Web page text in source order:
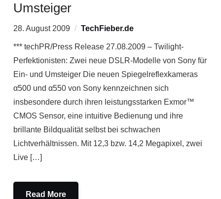
Umsteiger
28. August 2009 TechFieber.de
*** techPR/Press Release 27.08.2009 – Twilight-
Perfektionisten: Zwei neue DSLR-Modelle von Sony für
Ein- und Umsteiger Die neuen Spiegelreflexkameras
α500 und α550 von Sony kennzeichnen sich
insbesondere durch ihren leistungsstarken Exmor™
CMOS Sensor, eine intuitive Bedienung und ihre
brillante Bildqualität selbst bei schwachen
Lichtverhältnissen. Mit 12,3 bzw. 14,2 Megapixel, zwei
Live […]
Read More